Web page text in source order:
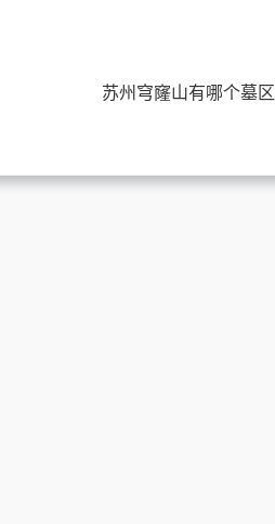
苏州穹窿山有哪个墓区